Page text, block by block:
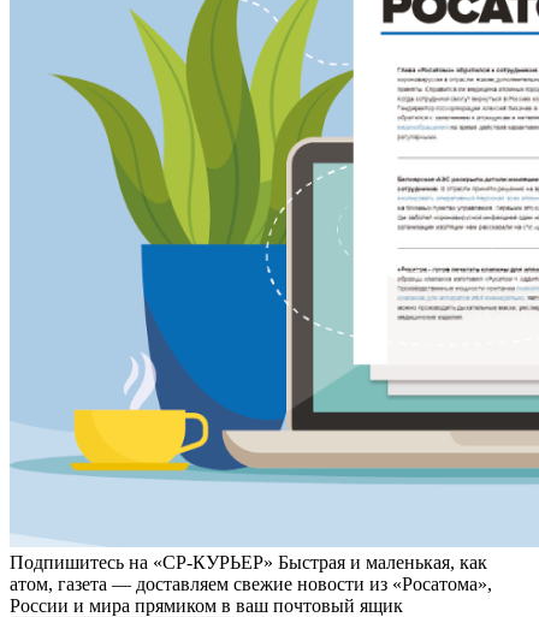
Подпишитесь на «СР-КУРЬЕР» Быстрая и маленькая, как
атом, газета — доставляем свежие новости из «Росатома»,
России и мира прямиком в ваш почтовый ящик